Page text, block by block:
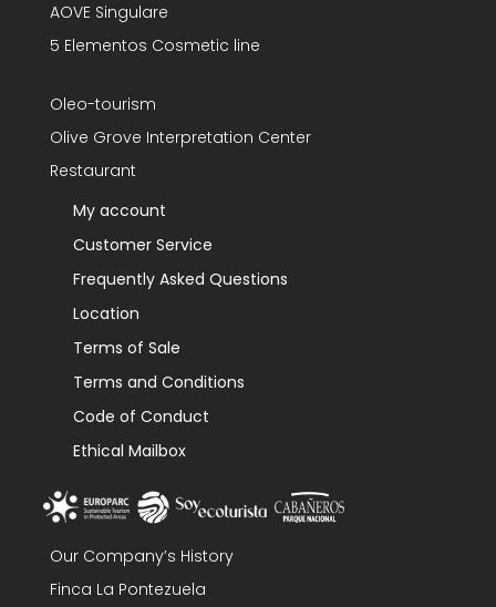
AOVE Singulare
5 Elementos Cosmetic line
Oleo-tourism
Olive Grove Interpretation Center
Restaurant
My account
Customer Service
Frequently Asked Questions
Location
Terms of Sale
Terms and Conditions
Code of Conduct
Ethical Mailbox
Our Company’s History
Finca La Pontezuela